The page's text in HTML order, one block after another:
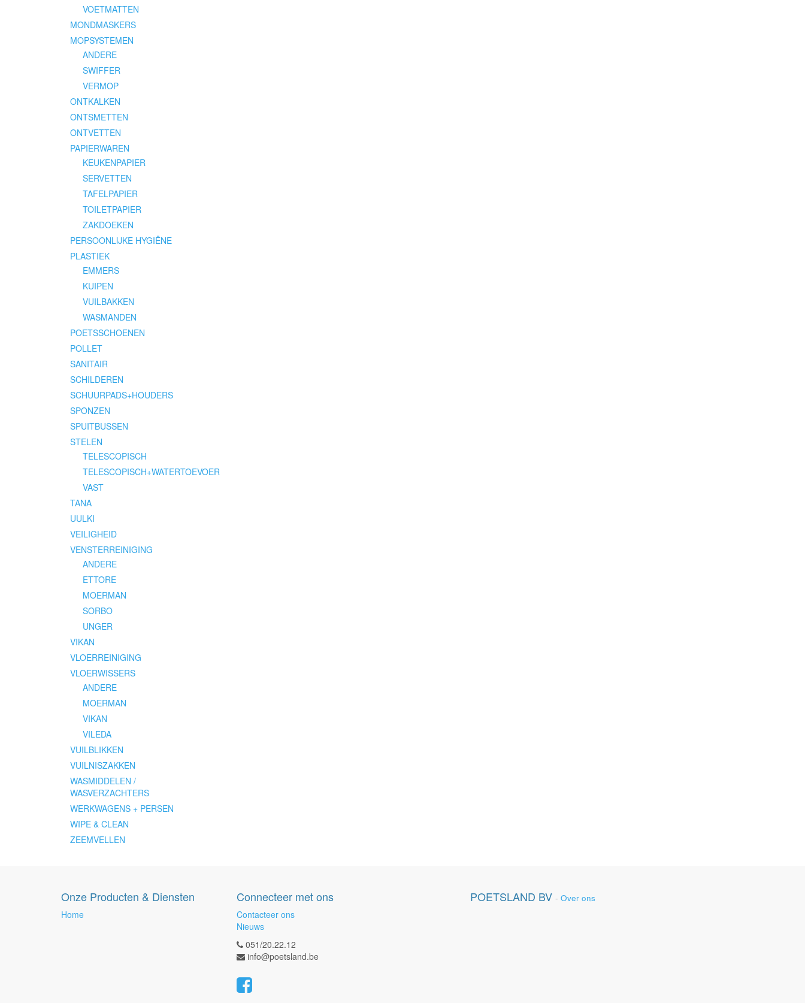
VOETMATTEN
MONDMASKERS
MOPSYSTEMEN
ANDERE
SWIFFER
VERMOP
ONTKALKEN
ONTSMETTEN
ONTVETTEN
PAPIERWAREN
KEUKENPAPIER
SERVETTEN
TAFELPAPIER
TOILETPAPIER
ZAKDOEKEN
PERSOONLIJKE HYGIËNE
PLASTIEK
EMMERS
KUIPEN
VUILBAKKEN
WASMANDEN
POETSSCHOENEN
POLLET
SANITAIR
SCHILDEREN
SCHUURPADS+HOUDERS
SPONZEN
SPUITBUSSEN
STELEN
TELESCOPISCH
TELESCOPISCH+WATERTOEVOER
VAST
TANA
UULKI
VEILIGHEID
VENSTERREINIGING
ANDERE
ETTORE
MOERMAN
SORBO
UNGER
VIKAN
VLOERREINIGING
VLOERWISSERS
ANDERE
MOERMAN
VIKAN
VILEDA
VUILBLIKKEN
VUILNISZAKKEN
WASMIDDELEN /
WASVERZACHTERS
WERKWAGENS + PERSEN
WIPE & CLEAN
ZEEMVELLEN
Onze Producten & Diensten
Home
Connecteer met ons
Contacteer ons
Nieuws
051/20.22.12
info@poetsland.be
POETSLAND BV - Over ons